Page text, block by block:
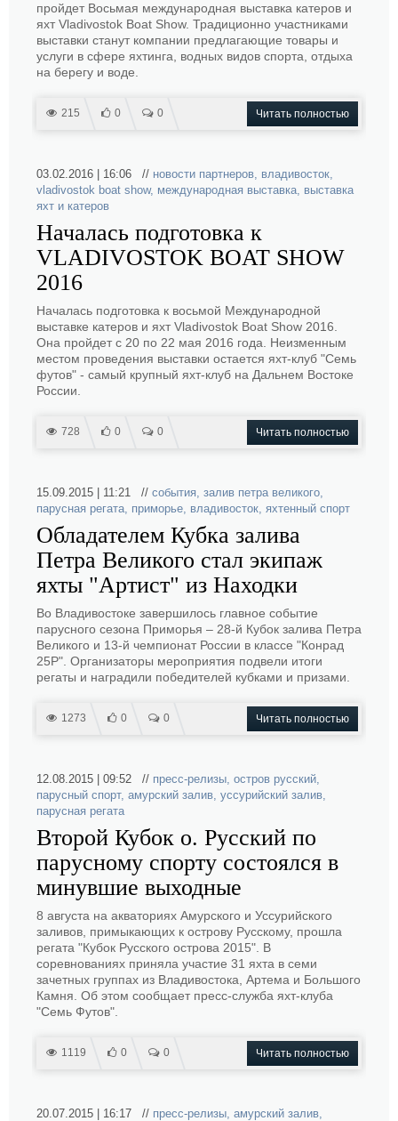
пройдет Восьмая международная выставка катеров и
яхт Vladivostok Boat Show. Традиционно участниками
выставки станут компании предлагающие товары и
услуги в сфере яхтинга, водных видов спорта, отдыха
на берегу и воде.
215 0 0 Читать полностью
03.02.2016 | 16:06 // новости партнеров, владивосток,
vladivostok boat show, международная выставка, выставка
яхт и катеров
Началась подготовка к
VLADIVOSTOK BOAT SHOW
2016
Началась подготовка к восьмой Международной
выставке катеров и яхт Vladivostok Boat Show 2016.
Она пройдет с 20 по 22 мая 2016 года. Неизменным
местом проведения выставки остается яхт-клуб "Семь
футов" - самый крупный яхт-клуб на Дальнем Востоке
России.
728 0 0 Читать полностью
15.09.2015 | 11:21 // события, залив петра великого,
парусная регата, приморье, владивосток, яхтенный спорт
Обладателем Кубка залива
Петра Великого стал экипаж
яхты "Артист" из Находки
Во Владивостоке завершилось главное событие
парусного сезона Приморья – 28-й Кубок залива Петра
Великого и 13-й чемпионат России в классе "Конрад
25Р". Организаторы мероприятия подвели итоги
регаты и наградили победителей кубками и призами.
1273 0 0 Читать полностью
12.08.2015 | 09:52 // пресс-релизы, остров русский,
парусный спорт, амурский залив, уссурийский залив,
парусная регата
Второй Кубок о. Русский по
парусному спорту состоялся в
минувшие выходные
8 августа на акваториях Амурского и Уссурийского
заливов, примыкающих к острову Русскому, прошла
регата "Кубок Русского острова 2015". В
соревнованиях приняла участие 31 яхта в семи
зачетных группах из Владивостока, Артема и Большого
Камня. Об этом сообщает пресс-служба яхт-клуба
"Семь Футов".
1119 0 0 Читать полностью
20.07.2015 | 16:17 // пресс-релизы, амурский залив,